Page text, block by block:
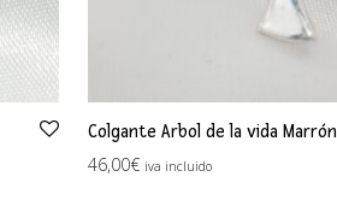
Colgante Arbol de la vida Marrón
46,00€ iva incluido